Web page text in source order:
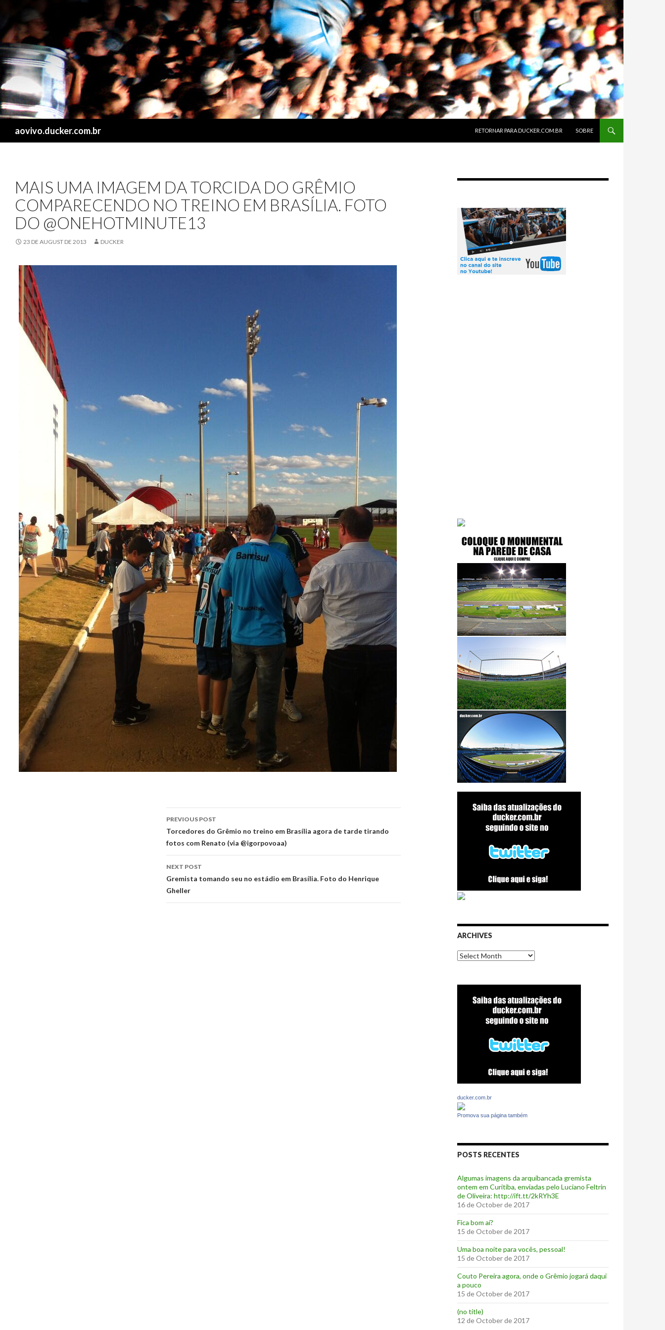
aovivo.ducker.com.br
RETORNAR PARA DUCKER.COM.BR
SOBRE
MAIS UMA IMAGEM DA TORCIDA DO GRÊMIO
COMPARECENDO NO TREINO EM BRASÍLIA. FOTO
DO @ONEHOTMINUTE13
23 DE AUGUST DE 2013 DUCKER
Post
navigation
PREVIOUS POST
Torcedores do Grêmio no treino em Brasília agora de tarde tirando
fotos com Renato (via @igorpovoaa)
NEXT POST
Gremista tomando seu no estádio em Brasília. Foto do Henrique
Gheller
ARCHIVES
Archives
ducker.com.br
Promova sua página também
POSTS RECENTES
Algumas imagens da arquibancada gremista
ontem em Curitiba, enviadas pelo Luciano Feltrin
de Oliveira: http://ift.tt/2kRYh3E
16 de October de 2017
‪Fica bom aí?‬
15 de October de 2017
Uma boa noite para vocês, pessoal!
15 de October de 2017
‪Couto Pereira agora, onde o Grêmio jogará daqui
a pouco ‬
15 de October de 2017
(no title)
12 de October de 2017